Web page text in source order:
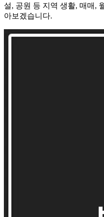
설, 공원 등 지역 생활, 매매,
아보겠습니다.